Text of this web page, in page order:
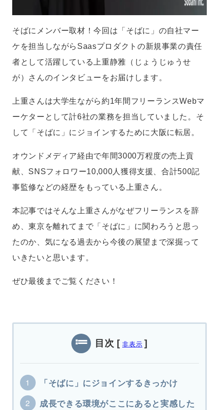
そばにメンバー取材！今回は「そばに」の自社マー
ケを担当しながらSaasプロダクトの新規事業の責任
者として活躍している上重静雅（じょうじゅうせ
が）さんのインタビューをお届けします。
上重さんは大学生ながら約1年間フリーランスWebマ
ーケターとして計6社の業務を担当していました。そ
して「そばに」にジョインするために大阪に転居。
オウンドメディア経由で年間3000万程度の売上貢
献、SNSフォロワー10,000人獲得支援、合計500記
事監修などの経歴をもっている上重さん。
本記事ではそんな上重さんがなぜフリーランスを辞
め、東京を離れてまで「そばに」に関わろうと思っ
たのか、気になる過去から今後の展望まで深掘って
いきたいと思います。
ぜひ最後までご覧ください！
目次 [ 非表示 ]
「そばに」にジョインするきっかけ
成長できる環境がここにあると実感した